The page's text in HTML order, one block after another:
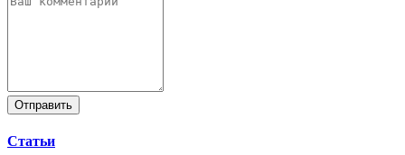
Отправить
Статьи